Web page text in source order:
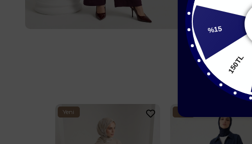
Yeni
Yeni
150TL
%15